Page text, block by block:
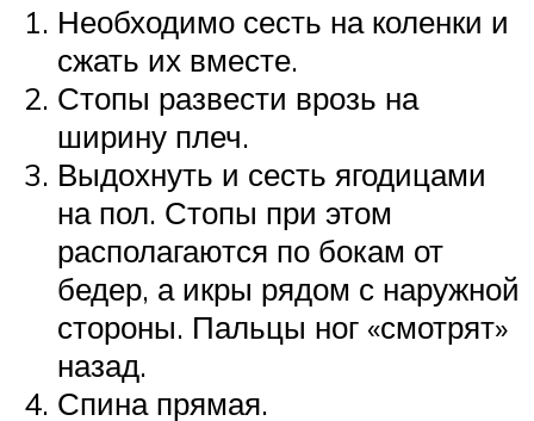
Необходимо сесть на коленки и
сжать их вместе.
Стопы развести врозь на
ширину плеч.
Выдохнуть и сесть ягодицами
на пол. Стопы при этом
располагаются по бокам от
бедер, а икры рядом с наружной
стороны. Пальцы ног «смотрят»
назад.
Спина прямая.